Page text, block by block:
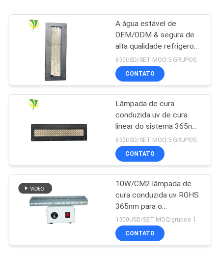
A água estável de
OEM/ODM & segura de
alta qualidade refrigerou
o sistema de cura UV do
diodo emissor de luz
refrigerar de água para a
deslocada
850USD/SET MOQ:5 GRUPOS
CONTATO
Lâmpada de cura
conduzida uv de cura
linear do sistema 365nm
395nm 405nm de
Shenzhen 1200w
850USD/SET MOQ:5 GRUPOS
CONTATO
10W/CM2 lâmpada de
cura conduzida uv ROHS
365nm para o
revestimento da resina
1500USD/SET MOQ:grupos 1
CONTATO